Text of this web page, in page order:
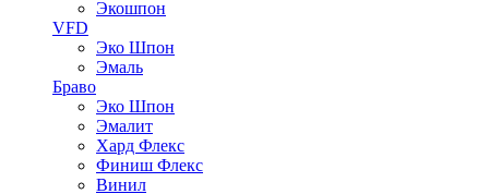
Экошпон
VFD
Эко Шпон
Эмаль
Браво
Эко Шпон
Эмалит
Хард Флекс
Финиш Флекс
Винил